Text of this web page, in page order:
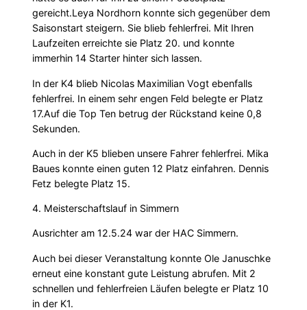
gereicht.Leya Nordhorn konnte sich gegenüber dem
Saisonstart steigern. Sie blieb fehlerfrei. Mit Ihren
Laufzeiten erreichte sie Platz 20. und konnte
immerhin 14 Starter hinter sich lassen.
In der K4 blieb Nicolas Maximilian Vogt ebenfalls
fehlerfrei. In einem sehr engen Feld belegte er Platz
17.Auf die Top Ten betrug der Rückstand keine 0,8
Sekunden.
Auch in der K5 blieben unsere Fahrer fehlerfrei. Mika
Baues konnte einen guten 12 Platz einfahren. Dennis
Fetz belegte Platz 15.
4. Meisterschaftslauf in Simmern
Ausrichter am 12.5.24 war der HAC Simmern.
Auch bei dieser Veranstaltung konnte Ole Januschke
erneut eine konstant gute Leistung abrufen. Mit 2
schnellen und fehlerfreien Läufen belegte er Platz 10
in der K1.